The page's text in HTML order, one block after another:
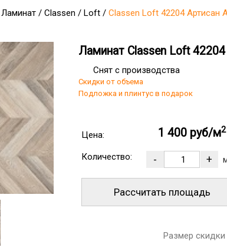
Ламинат / Classen / Loft / Classen Loft 42204 Артисан
Ламинат Classen Loft
Снят с производства
Скидки от объема
Подложка и плинтус в подарок
Цена: 1 400 руб/м2
Количество:
Рассчитать площадь
Размер скидки